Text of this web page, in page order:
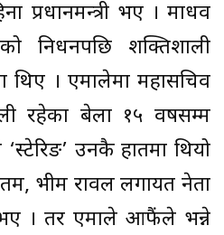
प्रधानमन्त्री भए । माधव
निधनपछि शक्तिशाली
थिए । एमालेमा महासचिव
रहेका बेला १५ वर्षसम्म
उनकै हातमा थियो
भीम रावल लगायत नेता
। तर एमाले आफैंले भन्ने